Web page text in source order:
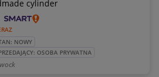
cylinder
NOWY
OSOBA PRYWATNA